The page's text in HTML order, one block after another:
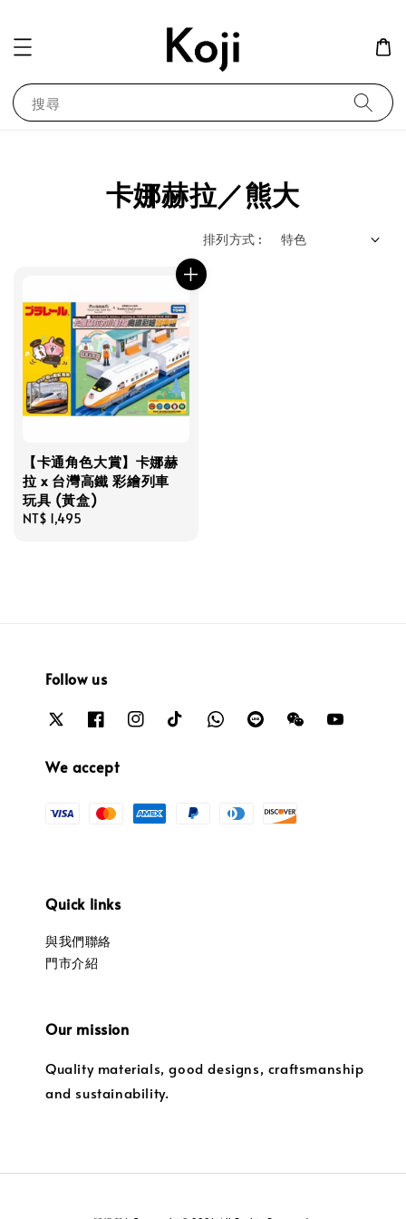
搜尋
卡娜赫拉／熊大
排列方式 :
【卡通角色大賞】卡娜赫
拉 x 台灣高鐵 彩繪列車
玩具 (黃盒)
Regular
NT$ 1,495
Follow us
We accept
Quick links
與我們聯絡
門市介紹
Our mission
Quality materials, good designs, craftsmanship
and sustainability.